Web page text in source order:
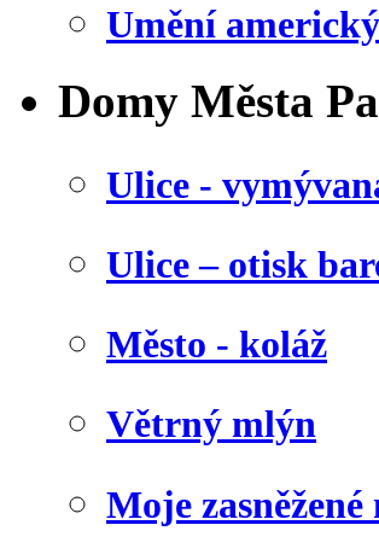
Umění
Domy Města
Ulice -
Ulice – otisk
Město - koláž
Větrný mlýn
Moje zasněžené